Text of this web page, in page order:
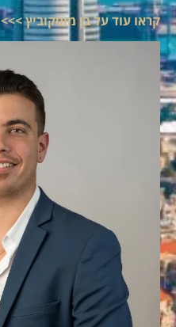
קראו עוד על בן מוסקוביץ >>>